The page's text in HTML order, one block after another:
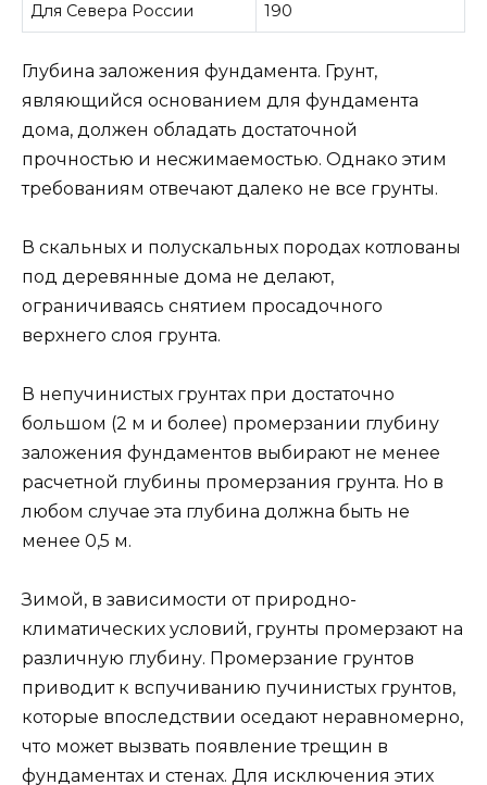
Для Севера России 190
Глубина заложения фундамента. Грунт,
являющийся основанием для фундамента
дома, должен обладать достаточной
прочностью и несжимаемостью. Однако этим
требованиям отвечают далеко не все грунты.
В скальных и полускальных породах котлованы
под деревянные дома не делают,
ограничиваясь снятием просадочного
верхнего слоя грунта.
В непучинистых грунтах при достаточно
большом (2 м и более) промерзании глубину
заложения фундаментов выбирают не менее
расчетной глубины промерзания грунта. Но в
любом случае эта глубина должна быть не
менее 0,5 м.
Зимой, в зависимости от природно-
климатических условий, грунты промерзают на
различную глубину. Промерзание грунтов
приводит к вспучиванию пучинистых грунтов,
которые впоследствии оседают неравномерно,
что может вызвать появление трещин в
фундаментах и стенах. Для исключения этих